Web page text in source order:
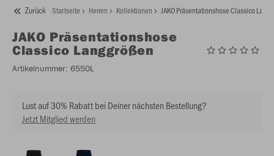
Zurück Startseite Herren Kollektionen JAKO Präsentationshose Classico
JAKO Präsentationshose
Classico Langgrößen
Artikelnummer: 6550L
Lust auf 30% Rabatt bei Deiner nächsten Bestellung?
Jetzt Mitglied werden